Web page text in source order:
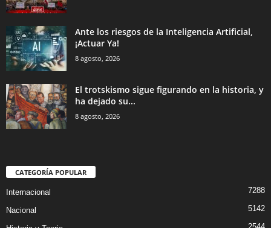
Ante los riesgos de la Inteligencia Artificial,
¡Actuar Ya!
8 agosto, 2026
El trotskismo sigue figurando en la historia, y
ha dejado su...
8 agosto, 2026
CATEGORÍA POPULAR
Internacional 7288
Nacional 5142